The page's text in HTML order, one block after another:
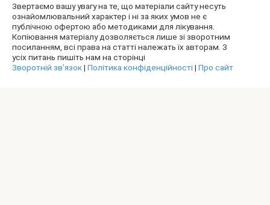
Звертаємо вашу увагу на те, що матеріали сайту несуть
ознайомлювальний характер і ні за яких умов не є
публічною офертою або методиками для лікування.
Копіювання матеріалу дозволяється лише зі зворотним
посиланням, всі права на статті належать їх авторам. З
усіх питань пишіть нам на сторінці
Зворотній зв’язок| Політика конфіденційності| Про сайт